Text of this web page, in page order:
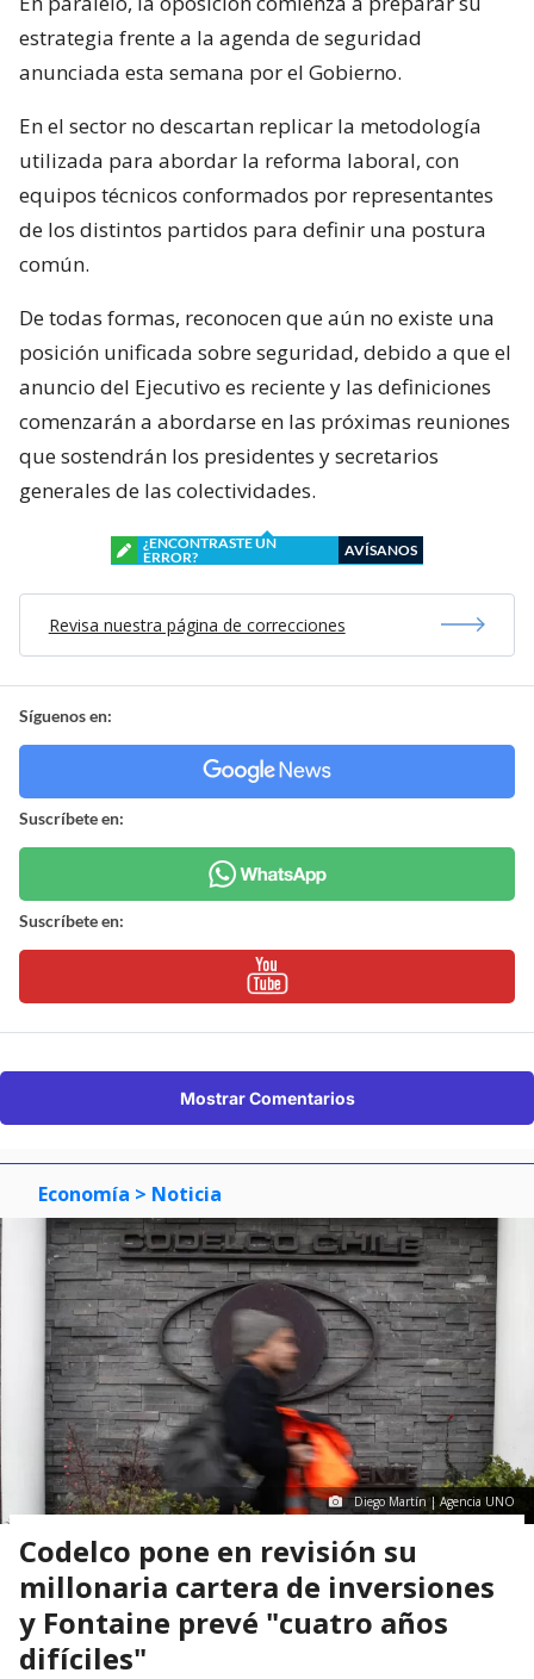
estrategia frente a la agenda de seguridad
anunciada esta semana por el Gobierno.
En el sector no descartan replicar la metodología
utilizada para abordar la reforma laboral, con
equipos técnicos conformados por representantes
de los distintos partidos para definir una postura
común.
De todas formas, reconocen que aún no existe una
posición unificada sobre seguridad, debido a que el
anuncio del Ejecutivo es reciente y las definiciones
comenzarán a abordarse en las próximas reuniones
que sostendrán los presidentes y secretarios
generales de las colectividades.
¿ENCONTRASTE UN
ERROR?
AVÍSANOS
Revisa nuestra página de correcciones
Síguenos en:
Suscríbete en:
Suscríbete en:
Mostrar Comentarios
Economía > Noticia
Diego Martín | Agencia UNO
Codelco pone en revisión su
millonaria cartera de inversiones
y Fontaine prevé "cuatro años
difíciles"